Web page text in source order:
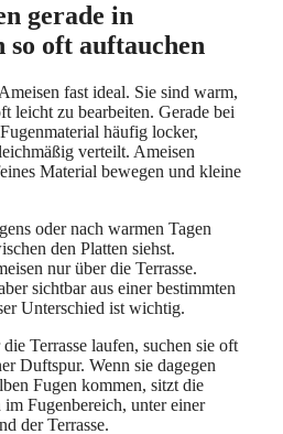
gerade in
so oft auftauchen
fast ideal. Sie sind warm,
leicht zu bearbeiten. Gerade bei
häufig locker,
verteilt. Ameisen
Material bewegen und kleine
oder nach warmen Tagen
den Platten siehst.
nur über die Terrasse.
sichtbar aus einer bestimmten
Unterschied ist wichtig.
Terrasse laufen, suchen sie oft
Duftspur. Wenn sie dagegen
Fugen kommen, sitzt die
Fugenbereich, unter einer
der Terrasse.